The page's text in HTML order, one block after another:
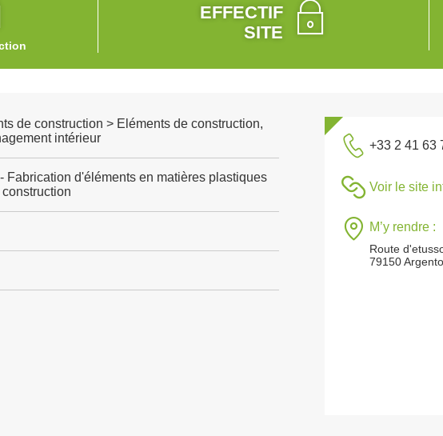
EFFECTIF
SITE
de construction > Eléments de construction,
intérieur
Fabrication d'éléments en matières plastiques
+33 2 41 63
Voir le site
M’y rendre :
Route
79150